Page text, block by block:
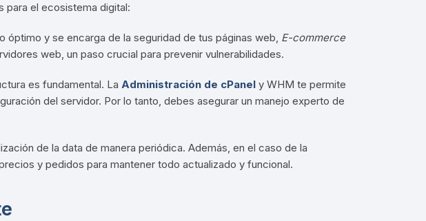
para el ecosistema digital:
óptimo y se encarga de la seguridad de tus páginas web, E-commerce
web, un paso crucial para prevenir vulnerabilidades.
es fundamental. La Administración de cPanel y WHM te permite
del servidor. Por lo tanto, debes asegurar un manejo experto de
de la data de manera periódica. Además, en el caso de la
y pedidos para mantener todo actualizado y funcional.